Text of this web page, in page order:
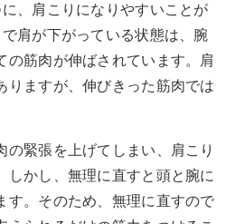
、肩こりになりやすいことが
肩が下がっている状態は、腕
の筋肉が伸ばされています。肩
りますが、伸びきった筋肉では
の緊張を上げてしまい、肩こり
しかし、無理に直すと頭と腕に
す。そのため、無理に直すので